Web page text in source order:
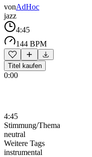
vonAdHoc
jazz
4:45
144 BPM
Titel kaufen
0:00
4:45
Stimmung/Thema
neutral
Weitere Tags
instrumental